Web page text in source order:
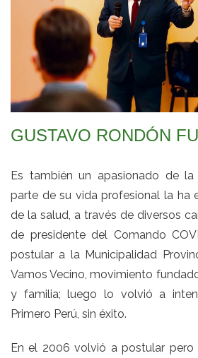
GUSTAVO RONDÓN
Es también un apasionado de
parte de su vida profesional la ha
de la salud, a través de diversos
de presidente del Comando
postular a la Municipalidad
Vamos Vecino, movimiento
y familia; luego lo volvió a
Primero Perú, sin éxito.
En el 2006 volvió a postular pero